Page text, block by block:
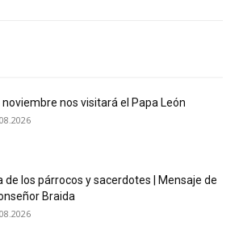
noviembre nos visitará el Papa León
de los párrocos y sacerdotes | Mensaje de
Braida